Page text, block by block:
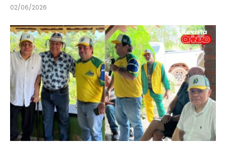
02/06/2026